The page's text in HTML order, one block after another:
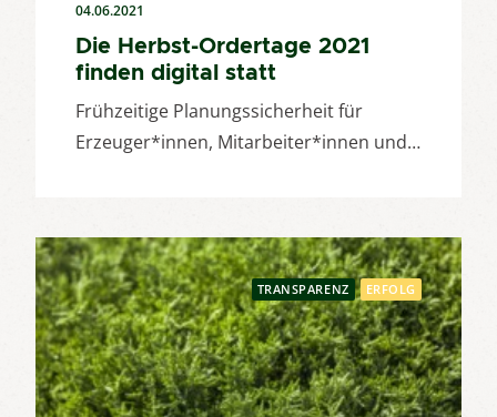
04.06.2021
Die Herbst-Ordertage 2021
finden digital statt
Frühzeitige Planungssicherheit für
Erzeuger*innen, Mitarbeiter*innen und…
TRANSPARENZ ERFOLG